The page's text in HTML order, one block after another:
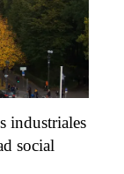
industriales
social